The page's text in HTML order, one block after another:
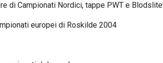
di Campionati Nordici, tappe PWT e
europei di Roskilde 2004